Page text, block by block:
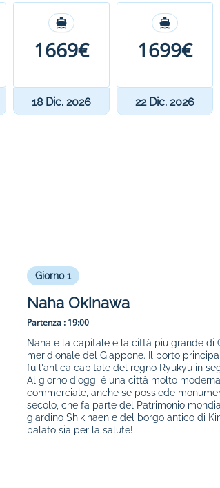
1669€ 1699€
18 Dic. 2026 22 Dic. 2026
Giorno 1
Naha Okinawa
Partenza : 19:00
Naha é la capitale e la città piu grande di
meridionale del Giappone. Il porto
fu l'antica capitale del regno Ryukyu in
Al giorno d'oggi é una città molto
commerciale, anche se possiede
secolo, che fa parte del Patrimonio
giardino Shikinaen e del borgo antico di
palato sia per la salute!